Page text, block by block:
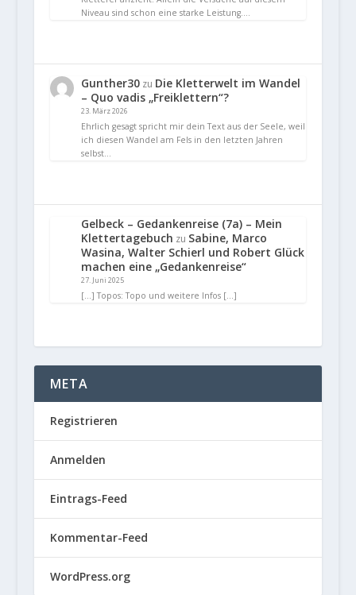
Niveau sind schon eine starke Leistung.…
Gunther30zu Die Kletterwelt im Wandel
– Quo vadis „Freiklettern“?
23. März 2026
Ehrlich gesagt spricht mir dein Text aus der Seele, weil
ich diesen Wandel am Fels in den letzten Jahren
selbst…
Gelbeck – Gedankenreise (7a) – Mein
Klettertagebuch zu Sabine, Marco
Wasina, Walter Schierl und Robert Glück
machen eine „Gedankenreise“
27. Juni 2025
[…] Topos: Topo und weitere Infos […]
META
Registrieren
Anmelden
Eintrags-Feed
Kommentar-Feed
WordPress.org